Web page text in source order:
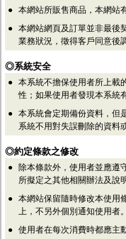
● 本網站所販售商品，本網站
● 本網站網頁及訂單並非最後
業務狀況，徵得客戶同意後
◎系統安全
● 本系統不擔保使用者所上載
性；如果使用者發現本系統
● 本系統會定期備份資料，但
系統不用對失誤刪除的資料
◎約定條款之修改
●
除本條款外，使用者並應遵
所擬定之其他相關辦法及說明
● 本網站保留隨時修改本使用
上，不另外個別通知使用者。
● 使用者在每次消費時都應主